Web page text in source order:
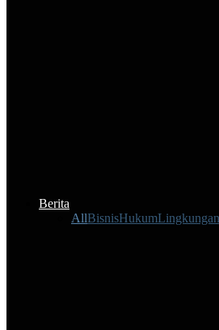
Berita
AllBisnisHukumLingkungan